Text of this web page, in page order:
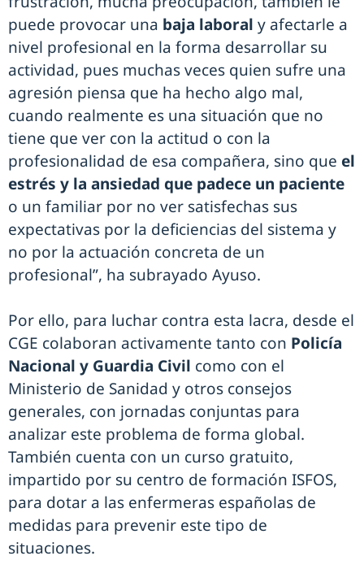
puede provocar una baja laboral y afectarle a
nivel profesional en la forma desarrollar su
actividad, pues muchas veces quien sufre una
agresión piensa que ha hecho algo mal,
cuando realmente es una situación que no
tiene que ver con la actitud o con la
profesionalidad de esa compañera, sino que el
estrés y la ansiedad que padece un paciente
o un familiar por no ver satisfechas sus
expectativas por la deficiencias del sistema y
no por la actuación concreta de un
profesional”, ha subrayado Ayuso.
Por ello, para luchar contra esta lacra, desde el
CGE colaboran activamente tanto con Policía
Nacional y Guardia Civil como con el
Ministerio de Sanidad y otros consejos
generales, con jornadas conjuntas para
analizar este problema de forma global.
También cuenta con un curso gratuito,
impartido por su centro de formación ISFOS,
para dotar a las enfermeras españolas de
medidas para prevenir este tipo de
situaciones.